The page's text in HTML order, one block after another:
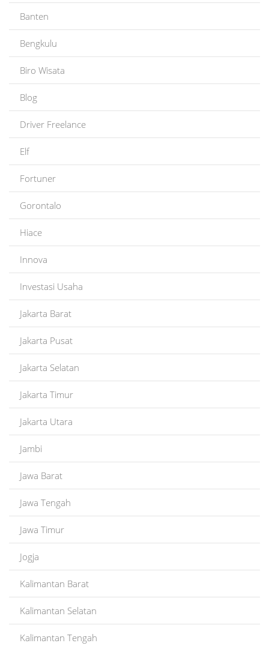
Banten
Bengkulu
Biro Wisata
Blog
Driver Freelance
Elf
Fortuner
Gorontalo
Hiace
Innova
Investasi Usaha
Jakarta Barat
Jakarta Pusat
Jakarta Selatan
Jakarta Timur
Jakarta Utara
Jambi
Jawa Barat
Jawa Tengah
Jawa Timur
Jogja
Kalimantan Barat
Kalimantan Selatan
Kalimantan Tengah